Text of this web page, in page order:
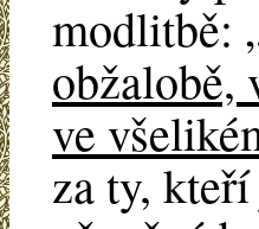
modlitbě:
obžalobě,
ve
za ty,